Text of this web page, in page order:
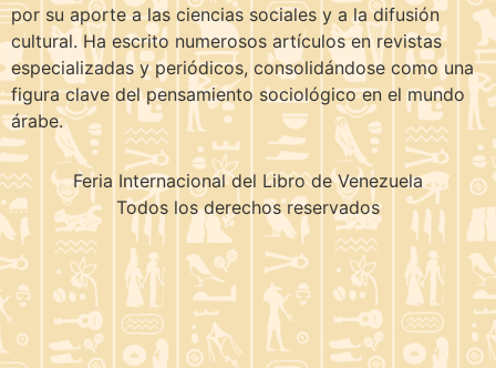
por su aporte a las ciencias sociales y a la difusión
cultural. Ha escrito numerosos artículos en revistas
especializadas y periódicos, consolidándose como una
figura clave del pensamiento sociológico en el mundo
árabe.
Feria Internacional del Libro de Venezuela
Todos los derechos reservados